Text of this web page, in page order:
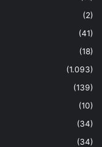
(2)
(41)
(18)
(1.093)
(139)
(10)
(34)
(34)